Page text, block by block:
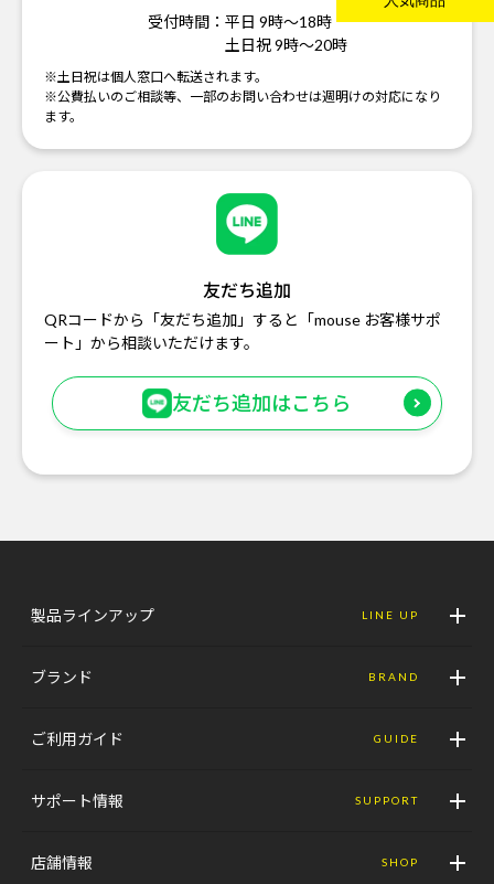
受付時間： 平日 9時～18時
土日祝 9時～20時
※土日祝は個人窓口へ転送されます。
※公費払いのご相談等、一部のお問い合わせは週明けの対応になり
ます。
友だち追加
QRコードから「友だち追加」すると「mouse お客様サポ
ート」から相談いただけます。
友だち追加はこちら
製品ラインアップ LINE UP
ブランド BRAND
ご利用ガイド GUIDE
サポート情報 SUPPORT
店舗情報 SHOP